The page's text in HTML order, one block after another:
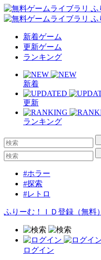
新着ゲーム
更新ゲーム
ランキング
新着
更新
ランキング
#ホラー
#探索
#レトロ
ふりーむ！ＩＤ登録（無料）
ログイン